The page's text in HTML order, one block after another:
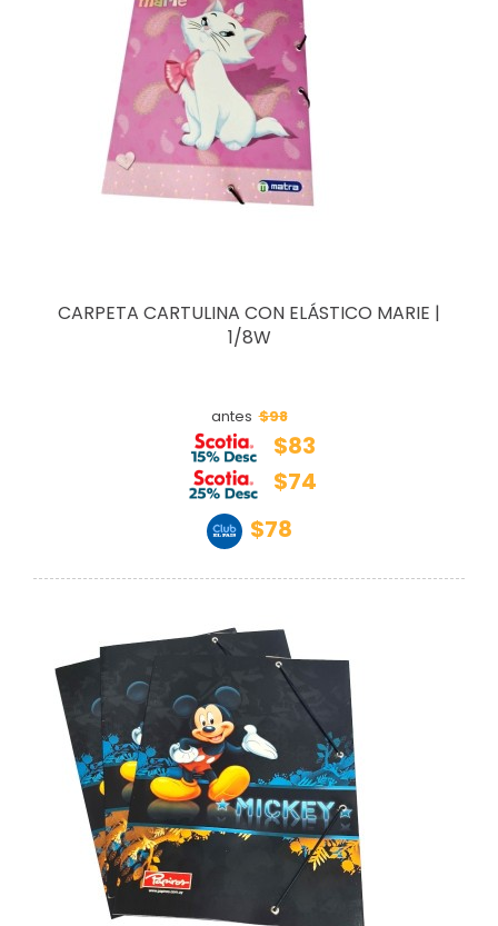
CARPETA CARTULINA CON ELÁSTICO MARIE |
1/8W
antes $98
$83
$74
$78